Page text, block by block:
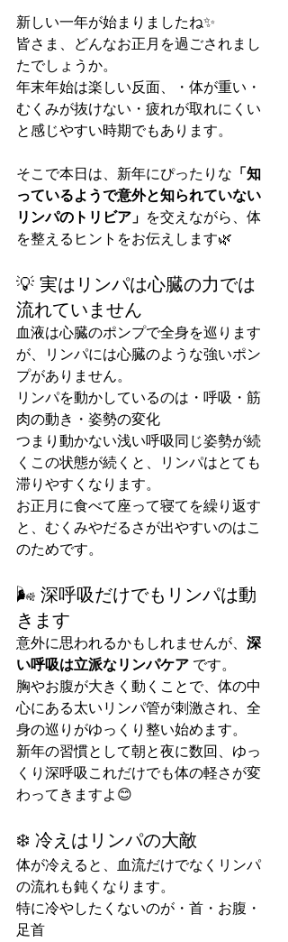
新しい一年が始まりましたね✨
皆さま、どんなお正月を過ごされまし
たでしょうか。
年末年始は楽しい反面、・体が重い・
むくみが抜けない・疲れが取れにくい
と感じやすい時期でもあります。
そこで本日は、新年にぴったりな 「知
っているようで意外と知られていない
リンパのトリビア」 を交えながら、体
を整えるヒントをお伝えします🌿
💡 実はリンパは心臓の力では
流れていません
血液は心臓のポンプで全身を巡ります
が、リンパには心臓のような強いポン
プがありません。
リンパを動かしているのは・呼吸・筋
肉の動き・姿勢の変化
つまり動かない浅い呼吸同じ姿勢が続
くこの状態が続くと、リンパはとても
滞りやすくなります。
お正月に食べて座って寝てを繰り返す
と、むくみやだるさが出やすいのはこ
のためです。
🌬 深呼吸だけでもリンパは動
きます
意外に思われるかもしれませんが、 深
い呼吸は立派なリンパケア です。
胸やお腹が大きく動くことで、体の中
心にある太いリンパ管が刺激され、全
身の巡りがゆっくり整い始めます。
新年の習慣として朝と夜に数回、ゆっ
くり深呼吸これだけでも体の軽さが変
わってきますよ😊
❄️ 冷えはリンパの大敵
体が冷えると、血流だけでなくリンパ
の流れも鈍くなります。
特に冷やしたくないのが・首・お腹・
足首